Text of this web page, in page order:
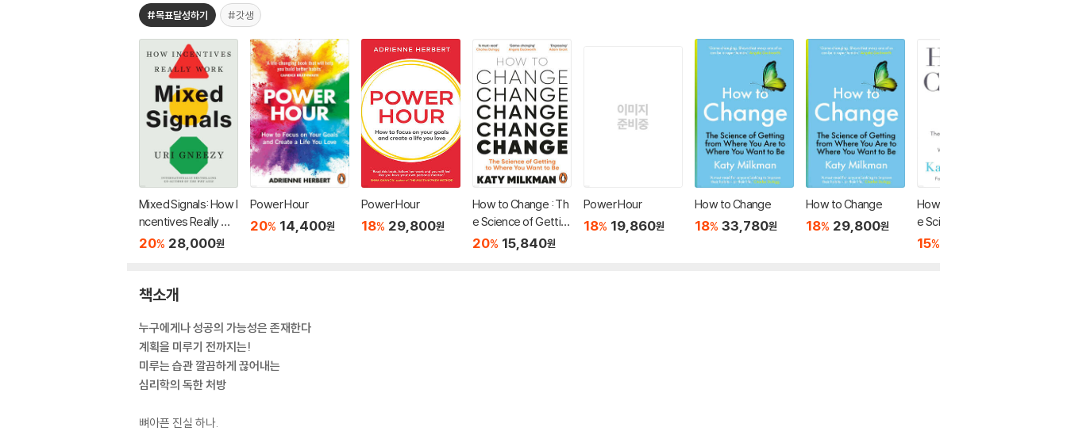
#목표달성하기 #갓생
Mixed Signals: How I
ncentives Really Wo
rk
20% 28,000원
Power Hour
20% 14,400원
Power Hour
18% 29,800원
How to Change : Th
e Science of Gettin
g from Where You A
20% 15,840원
Power Hour
18% 19,860원
How to Change
18% 33,780원
How to Change
18% 29,800원
How to Change: Th
e Science of Gettin
g from Where You A
15%
책소개
누구에게나 성공의 가능성은 존재한다
계획을 미루기 전까지는!
미루는 습관 깔끔하게 끊어내는
심리학의 독한 처방
뼈아픈 진실 하나.